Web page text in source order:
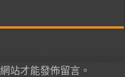
網站才能發佈留言。